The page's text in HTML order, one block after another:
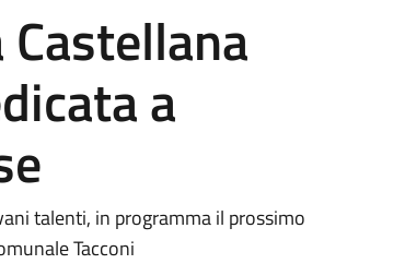
a
talenti, in programma il prossimo
Tacconi